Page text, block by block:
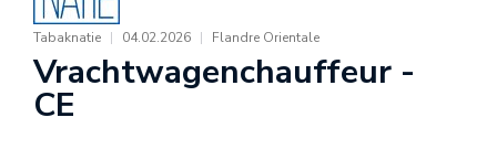
Tabaknatie | 04.02.2026 | Flandre Orientale
Vrachtwagenchauffeur -
CE